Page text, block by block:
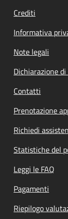
Crediti
Informativa
Note legali
Dichiarazione
Contatti
Prenotazione
Richiedi
Statistiche del
Leggi le FAQ
Pagamenti
Riepilogo